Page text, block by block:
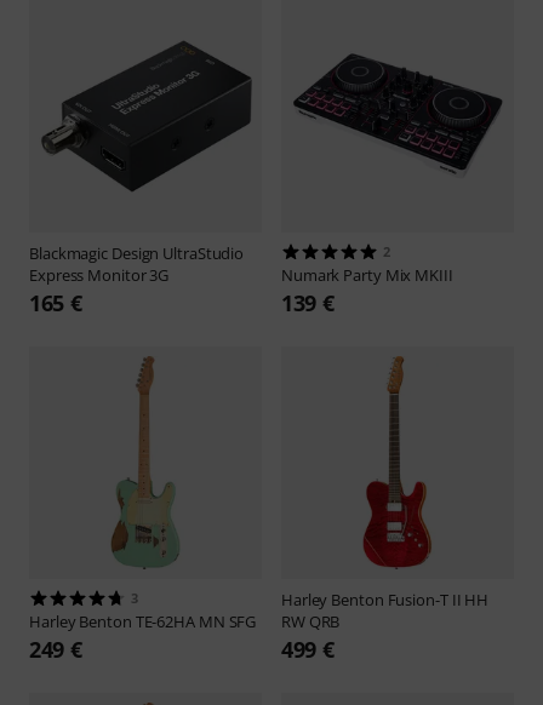
Blackmagic Design UltraStudio
Express Monitor 3G
165 €
2
Numark Party Mix MKIII
139 €
3
Harley Benton TE-62HA MN SFG
249 €
Harley Benton Fusion-T II HH
RW QRB
499 €